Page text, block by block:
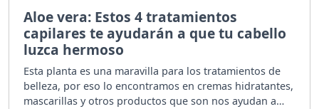
Aloe vera: Estos 4 tratamientos
capilares te ayudarán a que tu cabello
luzca hermoso
Esta planta es una maravilla para los tratamientos de
belleza, por eso lo encontramos en cremas hidratantes,
mascarillas y otros productos que son nos ayudan a